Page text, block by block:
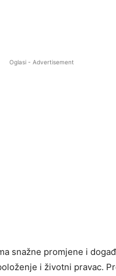
Oglasi - Advertisement
snažne promjene i
i životni pravac.